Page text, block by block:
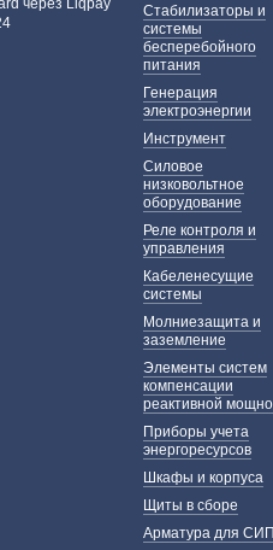
Стабилизаторы и
системы
бесперебойного
питания
Генерация
электроэнергии
Инструмент
Силовое
низковольтное
оборудование
Реле контроля и
управления
Кабеленесущие
системы
Молниезащита и
заземление
Элементы систем
компенсации
реактивной
Приборы учета
энергоресурсов
Шкафы и корпуса
Щиты в сборе
Арматура для